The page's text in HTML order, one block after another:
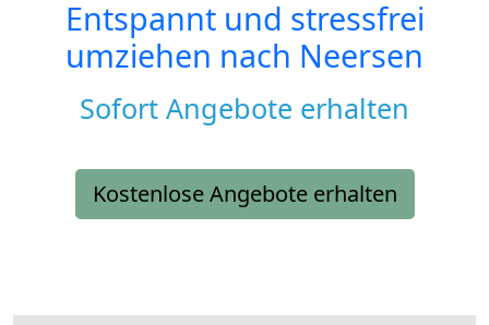
Entspannt und stressfrei
umziehen nach Neersen
Sofort Angebote erhalten
Kostenlose Angebote erhalten